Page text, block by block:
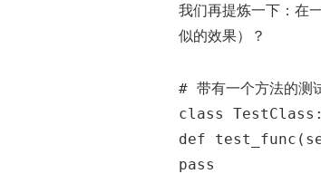
我们再提炼一下：在
似的效果）？
# 带有一个方法的测
class TestClass:
def
pass